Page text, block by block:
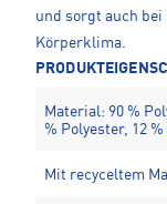
und sorgt auch
Körperklima.
Material: 90 %
% Polyester, 12
Mit recyceltem